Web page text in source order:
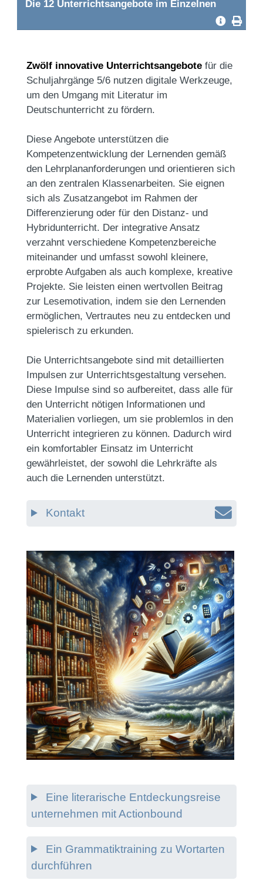
Die 12 Unterrichtsangebote im Einzelnen
Zwölf innovative Unterrichtsangebote für die
Schuljahrgänge 5/6 nutzen digitale Werkzeuge,
um den Umgang mit Literatur im
Deutschunterricht zu fördern.
Diese Angebote unterstützen die
Kompetenzentwicklung der Lernenden gemäß
den Lehrplananforderungen und orientieren sich
an den zentralen Klassenarbeiten. Sie eignen
sich als Zusatzangebot im Rahmen der
Differenzierung oder für den Distanz- und
Hybridunterricht. Der integrative Ansatz
verzahnt verschiedene Kompetenzbereiche
miteinander und umfasst sowohl kleinere,
erprobte Aufgaben als auch komplexe, kreative
Projekte. Sie leisten einen wertvollen Beitrag
zur Lesemotivation, indem sie den Lernenden
ermöglichen, Vertrautes neu zu entdecken und
spielerisch zu erkunden.
Die Unterrichtsangebote sind mit detaillierten
Impulsen zur Unterrichtsgestaltung versehen.
Diese Impulse sind so aufbereitet, dass alle für
den Unterricht nötigen Informationen und
Materialien vorliegen, um sie problemlos in den
Unterricht integrieren zu können. Dadurch wird
ein komfortabler Einsatz im Unterricht
gewährleistet, der sowohl die Lehrkräfte als
auch die Lernenden unterstützt.
Kontakt
Eine literarische Entdeckungsreise
unternehmen mit Actionbound
Ein Grammatiktraining zu Wortarten
durchführen